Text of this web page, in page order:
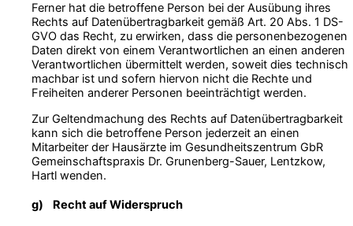
Ferner hat die betroffene Person bei der Ausübung ihres
Rechts auf Datenübertragbarkeit gemäß Art. 20 Abs. 1 DS-
GVO das Recht, zu erwirken, dass die personenbezogenen
Daten direkt von einem Verantwortlichen an einen anderen
Verantwortlichen übermittelt werden, soweit dies technisch
machbar ist und sofern hiervon nicht die Rechte und
Freiheiten anderer Personen beeinträchtigt werden.
Zur Geltendmachung des Rechts auf Datenübertragbarkeit
kann sich die betroffene Person jederzeit an einen
Mitarbeiter der Hausärzte im Gesundheitszentrum GbR
Gemeinschaftspraxis Dr. Grunenberg-Sauer, Lentzkow,
Hartl wenden.
g) Recht auf Widerspruch